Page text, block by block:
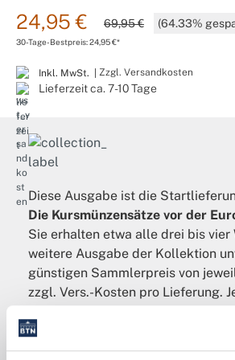
24,95 € 69,95 € (64.33%
30-Tage-Bestpreis: 24,95 €*
Inkl. MwSt. | Zzgl. Versandkosten
Lieferzeit ca. 7-10 Tage
Diese Ausgabe ist die
Die Kursmünzensätze vor der
Sie erhalten etwa alle drei bis vier
weitere Ausgabe der Kollektion
günstigen Sammlerpreis von
zzgl. Vers.-Kosten pro Lieferung.
Ansicht zu, sie kann innerhalb
garantiert zurückgegeben